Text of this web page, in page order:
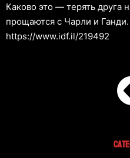
Каково это — терять друга
прощаются с Чарли и Ганди.
https://www.idf.il/219492